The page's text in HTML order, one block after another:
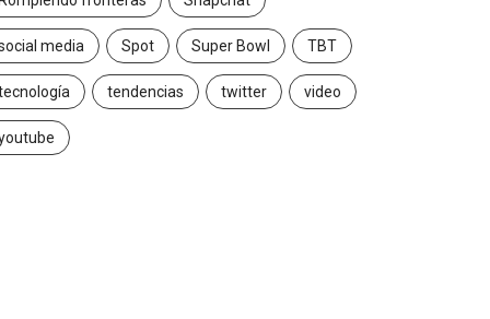
media Spot Super Bowl TBT
tendencias twitter video